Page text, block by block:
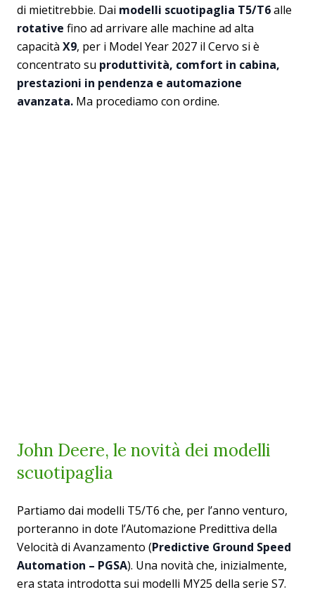
di mietitrebbie. Dai modelli scuotipaglia T5/T6alle
rotative fino ad arrivare alle machine ad alta
capacità X9, per i Model Year 2027 il Cervo si è
concentrato su produttività, comfort in cabina,
prestazioni in pendenza e automazione
avanzata. Ma procediamo con ordine.
John Deere, le novità dei modelli
scuotipaglia
Partiamo dai modelli T5/T6 che, per l’anno venturo,
porteranno in dote l’Automazione Predittiva della
Velocità di Avanzamento (Predictive Ground Speed
Automation – PGSA). Una novità che, inizialmente,
era stata introdotta sui modelli MY25 della serie S7.